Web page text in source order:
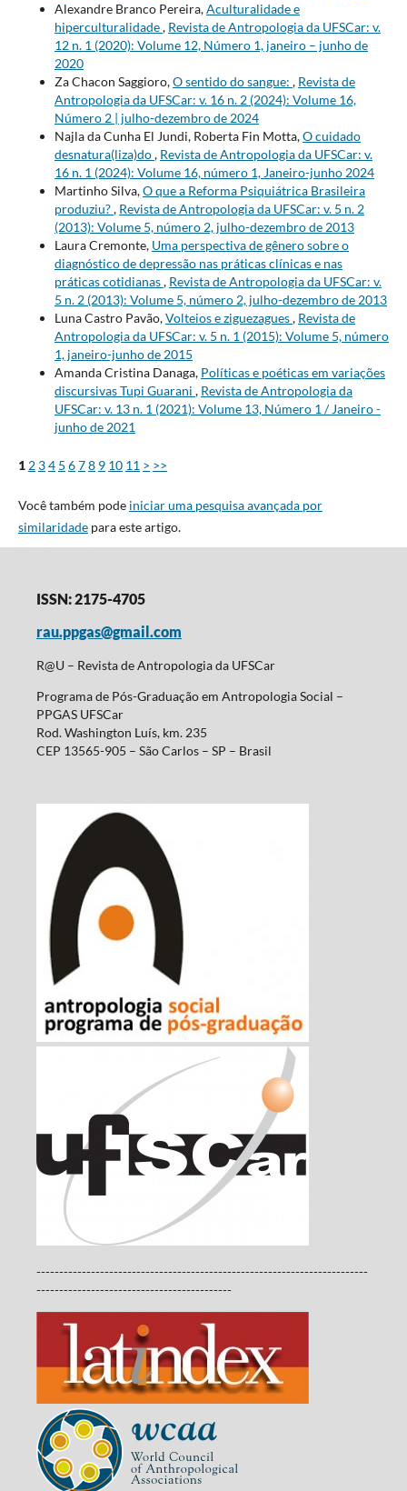
Alexandre Branco Pereira,Aculturalidade e
hiperculturalidade, Revista de Antropologia da UFSCar: v.
12 n. 1 (2020): Volume 12, Número 1, janeiro – junho de
2020
Za Chacon Saggioro,O sentido do sangue: , Revista de
Antropologia da UFSCar: v. 16 n. 2 (2024): Volume 16,
Número 2 | julho-dezembro de 2024
Najla da Cunha El Jundi, Roberta Fin Motta,O cuidado
desnatura(liza)do, Revista de Antropologia da UFSCar: v.
16 n. 1 (2024): Volume 16, número 1, Janeiro-junho 2024
Martinho Silva,O que a Reforma Psiquiátrica Brasileira
produziu?, Revista de Antropologia da UFSCar: v. 5 n. 2
(2013): Volume 5, número 2, julho-dezembro de 2013
Laura Cremonte, Uma perspectiva de gênero sobre o
diagnóstico de depressão nas práticas clínicas e nas
práticas cotidianas, Revista de Antropologia da UFSCar: v.
5 n. 2 (2013): Volume 5, número 2, julho-dezembro de 2013
Luna Castro Pavão,Volteios e ziguezagues, Revista de
Antropologia da UFSCar: v. 5 n. 1 (2015): Volume 5, número
1, janeiro-junho de 2015
Amanda Cristina Danaga, Políticas e poéticas em variações
discursivas Tupi Guarani , Revista de Antropologia da
UFSCar: v. 13 n. 1 (2021): Volume 13, Número 1 / Janeiro -
junho de 2021
12 34 5 678 9 10 11 > >>
Você também pode iniciar uma pesquisa avançada por
similaridadepara este artigo.
ISSN: 2175-4705
rau.ppgas@gmail.com
R@U – Revista de Antropologia da UFSCar
Programa de Pós-Graduação em Antropologia Social –
PPGAS UFSCar
Rod. Washington Luís, km. 235
CEP 13565-905 – São Carlos – SP – Brasil
-------------------------------------------------------------------------
-------------------------------------------